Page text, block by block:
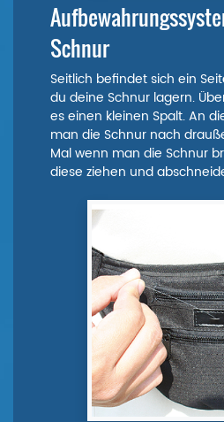
Schnur
Seitlich befindet sich ein
du deine Schnur lagern.
es einen kleinen Spalt. An
man die Schnur nach
Mal wenn man die Schnur
diese ziehen und